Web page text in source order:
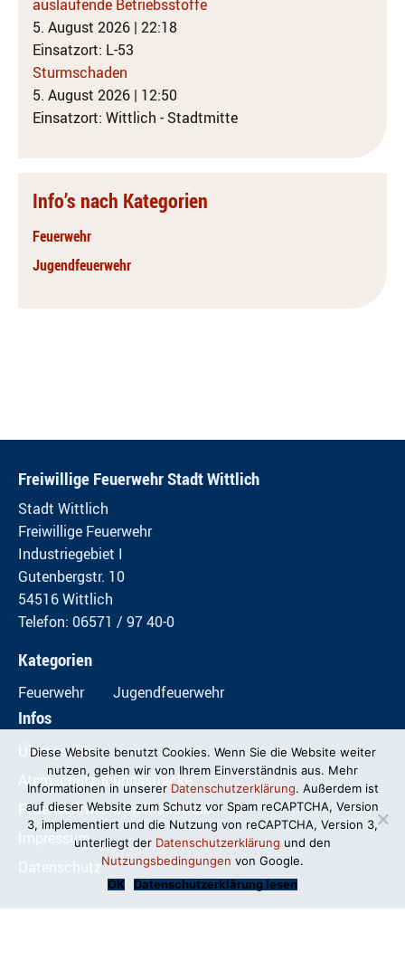
auslaufende Betriebsstoffe
5. August 2026 | 22:18
Einsatzort: L-53
Sturmschaden
5. August 2026 | 12:50
Einsatzort: Wittlich - Stadtmitte
Info’s nach Kategorien
Feuerwehr
Jugendfeuerwehr
Freiwillige Feuerwehr Stadt Wittlich
Stadt Wittlich
Freiwillige Feuerwehr
Industriegebiet I
Gutenbergstr. 10
54516 Wittlich
Telefon: 06571 / 97 40-0
Kategorien
Feuerwehr Jugendfeuerwehr
Infos
Übungspläne
Atemschutzübungsstrecke
Feuerwehrwiese im Mundwald
Impressum
Diese Website benutzt Cookies. Wenn Sie die Website weiter
nutzen, gehen wir von Ihrem Einverständnis aus. Mehr
Informationen in unserer Datenschutzerklärung. Außerdem ist
auf dieser Website zum Schutz vor Spam reCAPTCHA, Version
3, implementiert und die Nutzung von reCAPTCHA, Version 3,
unterliegt der Datenschutzerklärung und den
Nutzungsbedingungen von Google.
OK
Datenschutzerklärung lesen